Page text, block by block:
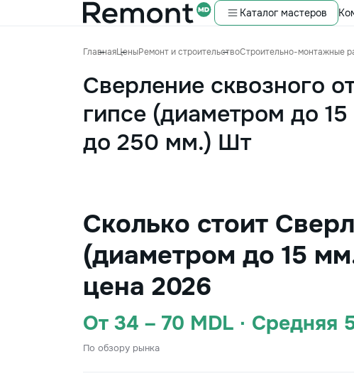
Каталог мастеров
ГлавнаяЦеныРемонт и строительствоСтроительно-монтажные
Сверление сквозного
гипсе (диаметром до
до 250 мм.) Шт
Сколько стоит
(диаметром до 15
цена 2026
От 34 – 70 MDL · Средняя
По обзору рынка